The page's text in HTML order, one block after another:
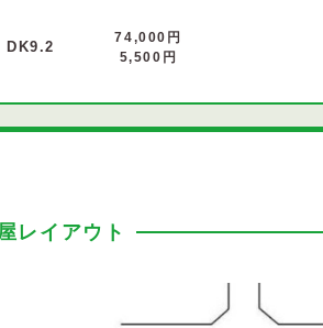
DK9.2
74,000円
5,500円
レイアウト